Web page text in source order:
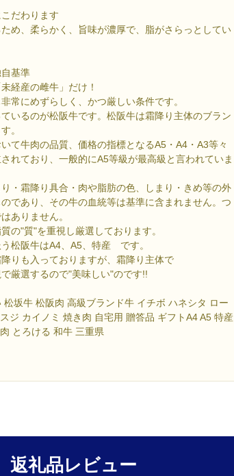
だわります
め、柔らかく、旨味が濃厚で、脂がさらっとしてい
自基準
経産の雌牛」だけ！
常にめずらしく、かつ厳しい条件です。
いるのが松阪牛です。松阪牛は霜降り主体のブラン
。
て牛肉の品質、価格の指標となるA5・A4・A3等々
れており、一般的にA5等級が最高級と言われていま
・霜降り具合・肉や脂肪の色、しまり・きめ等の外
であり、その牛の血統等は基準に含まれません。つ
ありません。
の"質"を重視し厳選しております。
松阪牛はA4、A5、特産 です。
りも入っておりますが、霜降り主体で
厳選するので"美味しい"のです!!
松坂牛 松阪肉 高級ブランド牛 イチボ ハネシタ ロー
ジ カイノミ 焼き肉 自宅用 贈答品 ギフトA4 A5 特産
とろける 和牛 三重県
返礼品レビュー